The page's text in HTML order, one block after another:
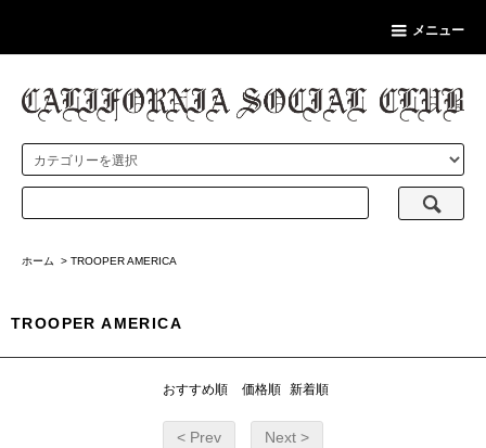
メニュー
ホーム > TROOPER AMERICA
TROOPER AMERICA
おすすめ順 価格順 新着順
< Prev Next >